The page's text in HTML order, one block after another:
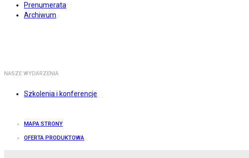
Prenumerata
Archiwum
NASZE WYDARZENIA
Szkolenia i konferencje
MAPA STRONY
OFERTA PRODUKTOWA